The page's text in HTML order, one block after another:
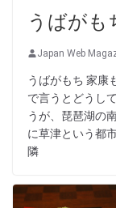
うばがも
Japan Web
うばがもち 家康
で言うとどうし
うが、琵琶湖の
に草津という都
隣